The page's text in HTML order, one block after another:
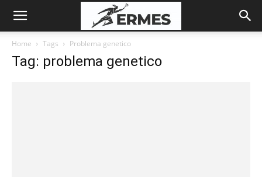
Home Tags Problema genetico
Tag: problema genetico